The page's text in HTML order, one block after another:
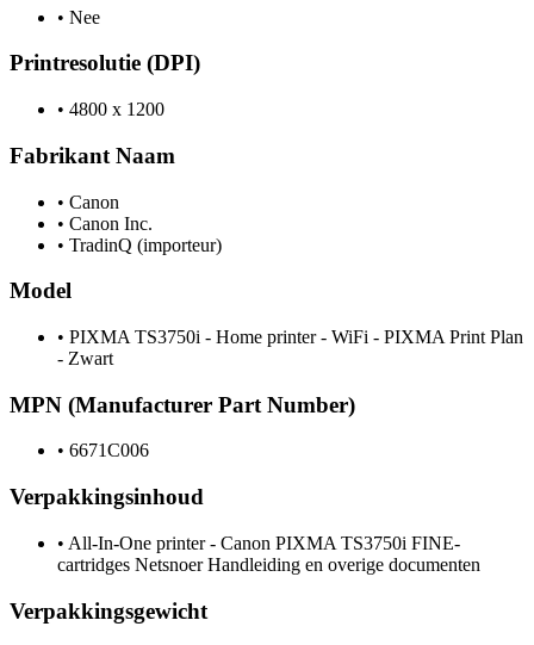
• Nee
Printresolutie (DPI)
• 4800 x 1200
Fabrikant Naam
• Canon
• Canon Inc.
• TradinQ (importeur)
Model
• PIXMA TS3750i - Home printer - WiFi - PIXMA Print Plan
- Zwart
MPN (Manufacturer Part Number)
• 6671C006
Verpakkingsinhoud
• All-In-One printer - Canon PIXMA TS3750i FINE-
cartridges Netsnoer Handleiding en overige documenten
Verpakkingsgewicht